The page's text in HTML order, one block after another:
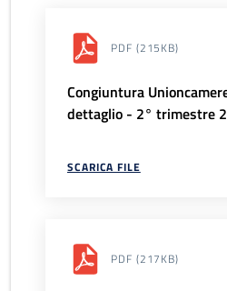
PDF (215KB)
Congiuntura
dettaglio - 2° trimestre
SCARICA FILE
PDF (217KB)